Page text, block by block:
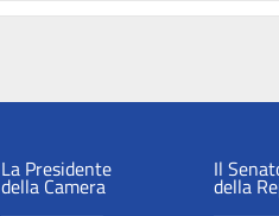
La Presidente
della Camera
Il
della